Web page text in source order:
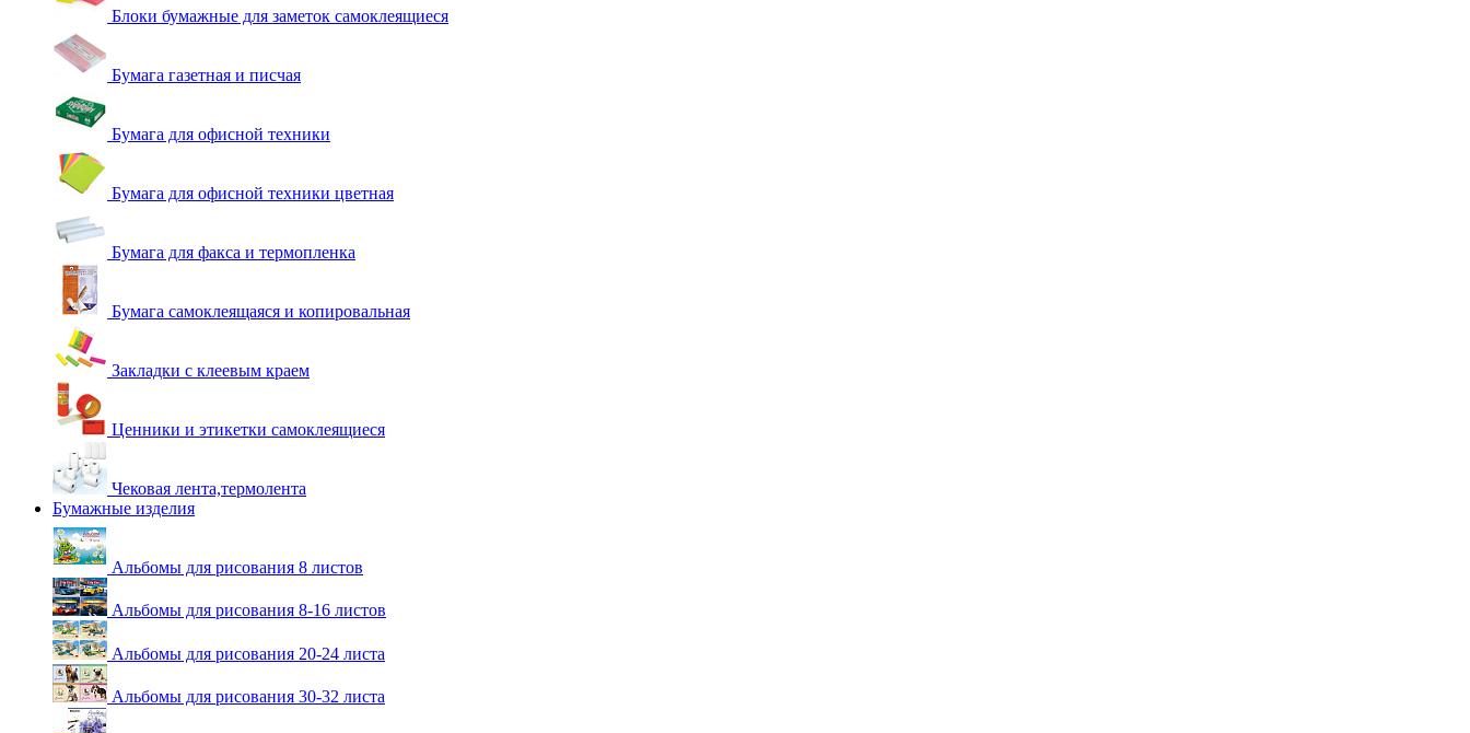
Блоки бумажные для заметок самоклеящиеся
Бумага газетная и писчая
Бумага для офисной техники
Бумага для офисной техники цветная
Бумага для факса и термопленка
Бумага самоклеящаяся и копировальная
Закладки с клеевым краем
Ценники и этикетки самоклеящиеся
Чековая лента,термолента
Бумажные изделия
Альбомы для рисования 8 листов
Альбомы для рисования 8-16 листов
Альбомы для рисования 20-24 листа
Альбомы для рисования 30-32 листа